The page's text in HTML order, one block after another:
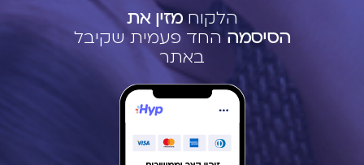
הלקוחמזין את
הסיסמה החד פעמית שקיבל
באתר